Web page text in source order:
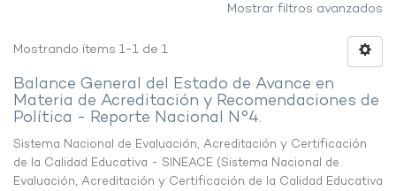
Mostrar filtros avanzados
Mostrando ítems 1-1 de 1
Balance General del Estado de Avance en
Materia de Acreditación y Recomendaciones de
Política - Reporte Nacional N°4.
Sistema Nacional de Evaluación, Acreditación y Certificación
de la Calidad Educativa - SINEACE (Sistema Nacional de
Evaluación, Acreditación y Certificación de la Calidad Educativa